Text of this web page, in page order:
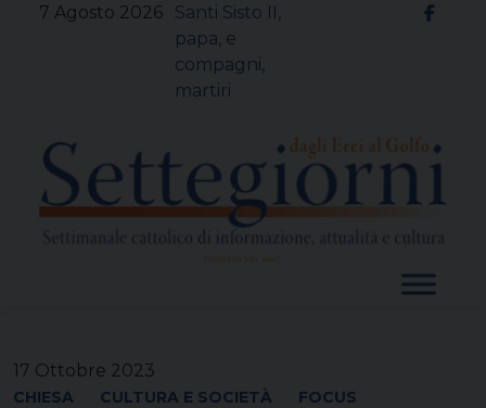
7 Agosto 2026
Santi Sisto II,
papa, e
compagni,
martiri
17 Ottobre 2023
CHIESA CULTURA E SOCIETÀ FOCUS